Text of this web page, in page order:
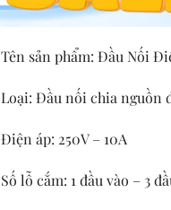
Tên sản phẩm: Đầu Nối
Loại: Đầu nối chia nguồn
Điện áp: 250V – 10A
Số lỗ cắm: 1 đầu vào – 3